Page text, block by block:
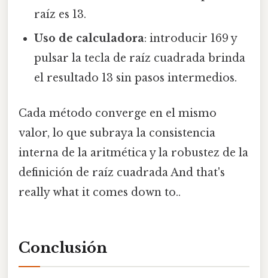
raíz es 13.
Uso de calculadora: introducir 169 y
pulsar la tecla de raíz cuadrada brinda
el resultado 13 sin pasos intermedios.
Cada método converge en el mismo
valor, lo que subraya la consistencia
interna de la aritmética y la robustez de la
definición de raíz cuadrada And that's
really what it comes down to..
Conclusión